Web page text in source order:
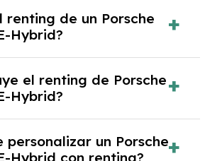
renting de un Porsche
Hybrid?
alquiler a largo plazo en el que
mensual fija por el uso del
un periodo determinado,
entre 2 y 5 años.
el renting de Porsche
Hybrid?
riesgo, mantenimiento,
personalizar un Porsche
Hybrid con renting?